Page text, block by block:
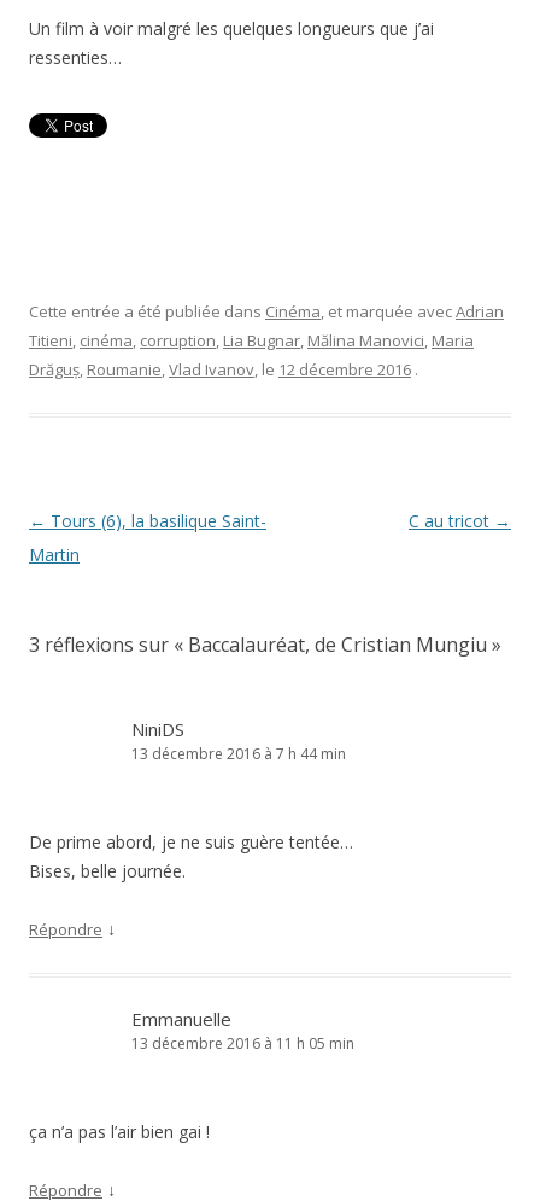
Un film à voir malgré les quelques longueurs que j’ai
ressenties…
Cette entrée a été publiée dans Cinéma, et marquée avecAdrian
Titieni, cinéma, corruption, Lia Bugnar, Mălina Manovici, Maria
Drăguș, Roumanie,Vlad Ivanov, le 12 décembre 2016 .
Navigation
des
← Tours (6), la basilique Saint-
Martin
C au tricot →
3 réflexions sur « Baccalauréat, de Cristian Mungiu »
NiniDS
13 décembre 2016 à 7 h 44 min
De prime abord, je ne suis guère tentée…
Bises, belle journée.
Répondre ↓
Emmanuelle
13 décembre 2016 à 11 h 05 min
ça n’a pas l’air bien gai !
Répondre ↓